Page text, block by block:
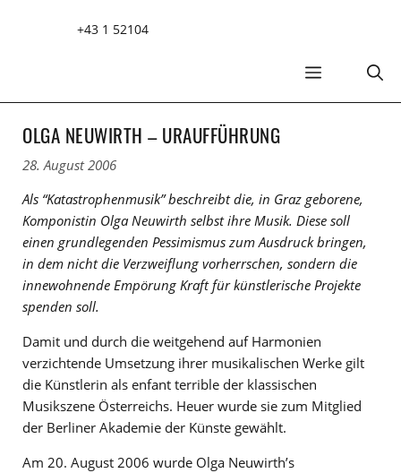
+43 1 52104
MENÜ
OLGA NEUWIRTH – URAUFFÜHRUNG
28. August 2006
Als “Katastrophenmusik” beschreibt die, in Graz geborene,
Komponistin Olga Neuwirth selbst ihre Musik. Diese soll
einen grundlegenden Pessimismus zum Ausdruck bringen,
in dem nicht die Verzweiflung vorherrschen, sondern die
innewohnende Empörung Kraft für künstlerische Projekte
spenden soll.
Damit und durch die weitgehend auf Harmonien
verzichtende Umsetzung ihrer musikalischen Werke gilt
die Künstlerin als enfant terrible der klassischen
Musikszene Österreichs. Heuer wurde sie zum Mitglied
der Berliner Akademie der Künste gewählt.
Am 20. August 2006 wurde Olga Neuwirth’s